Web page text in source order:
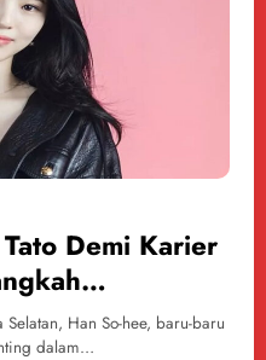
Demi Karier
Han So-hee, baru-baru
dalam…